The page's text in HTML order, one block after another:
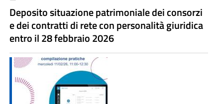
Deposito situazione patrimoniale dei consorzi
e dei contratti di rete con personalità giuridica
entro il 28 febbraio 2026